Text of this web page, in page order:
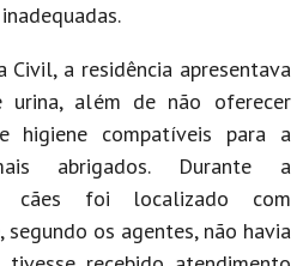
Civil, a residência apresentava
além de não oferecer
higiene compatíveis para a
abrigados. Durante a
cães foi localizado com
os agentes, não havia